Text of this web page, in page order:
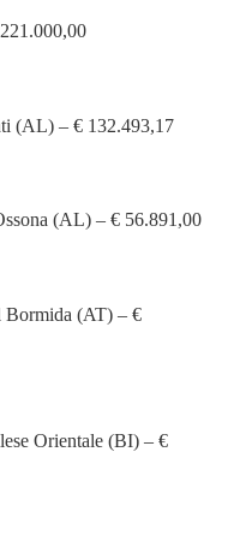
(AL) – € 132.493,17
(AL) – € 56.891,00
Bormida (AT) – €
Orientale (BI) – €